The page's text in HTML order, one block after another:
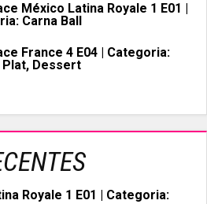
México Latina Royale 1 E01 |
Carna Ball
France 4 E04 | Categoria:
Plat, Dessert
Royale 1 E01 | Categoria: